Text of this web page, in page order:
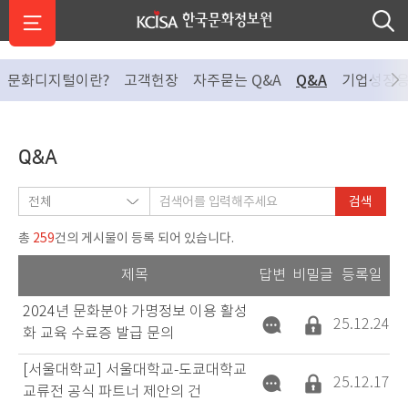
문화디지털이란? 고객헌장 자주묻는 Q&A Q&A 기업성장
Q&A
검색
총 259건의 게시물이 등록 되어 있습니다.
제목 답변 비밀글 등록일
2024년 문화분야 가명정보 이용 활성
화 교육 수료증 발급 문의
25.12.24
[서울대학교] 서울대학교-도쿄대학교
교류전 공식 파트너 제안의 건
25.12.17